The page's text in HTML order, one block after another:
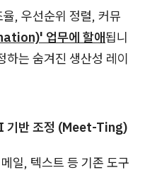
, 우선순위 정렬, 커뮤
업무에 할애됩니
하는 숨겨진 생산성 레이
기반 조정 (Meet-Ting)
일, 텍스트 등 기존 도구